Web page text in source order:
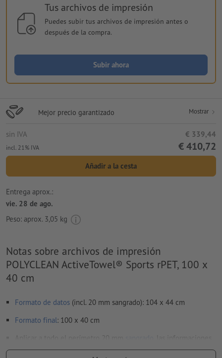
Tus archivos de impresión
Puedes subir tus archivos de impresión antes o
después de la compra.
Subir ahora
Mejor precio garantizado Mostrar
sin IVA € 339,44
incl. 21% IVA € 410,72
Añadir a la cesta
Entrega aprox.:
vie. 28 de ago.
Peso: aprox. 3,05 kg
Notas sobre archivos de impresión
POLYCLEAN ActiveTowel® Sports rPET, 100 x
40 cm
Formato de datos (incl. 20 mm sangrado): 104 x 44 cm
Formato final: 100 x 40 cm
Aplicar a todo el perímetro 20 mm
, las informaciones
importantes deben tener al menos 20 mm de separación